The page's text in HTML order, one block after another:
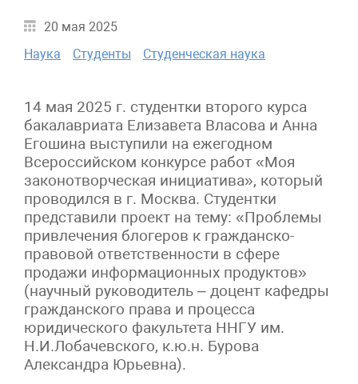
20 мая 2025
Наука
Студенты Студенческая наука
14 мая 2025 г. студентки второго курса
бакалавриата Елизавета Власова и Анна
Егошина выступили на ежегодном
Всероссийском конкурсе работ «Моя
законотворческая инициатива», который
проводился в г. Москва. Студентки
представили проект на тему: «Проблемы
привлечения блогеров к гражданско-
правовой ответственности в сфере
продажи информационных продуктов»
(научный руководитель – доцент кафедры
гражданского права и процесса
юридического факультета ННГУ им.
Н.И.Лобачевского, к.ю.н. Бурова
Александра Юрьевна).